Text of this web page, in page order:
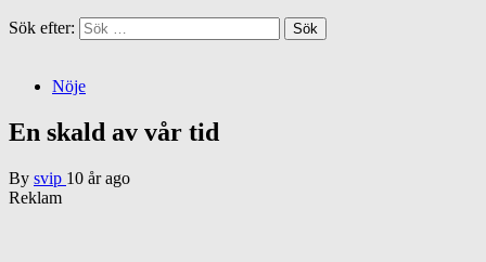
Sök efter:
Nöje
En skald av vår tid
By svip 10 år ago
Reklam